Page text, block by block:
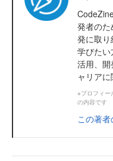
発者の
発に取
学びた
活用、
ャリアに
※プロフィー
の内容です
この著